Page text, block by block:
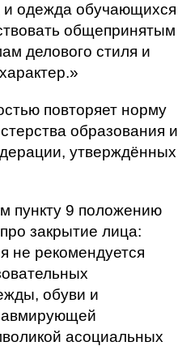
одежда обучающихся
общепринятым
делового стиля и
повторяет норму
образования и
утверждённых
пункту 9 положению
закрытие лица:
не рекомендуется
обуви и
асоциальных